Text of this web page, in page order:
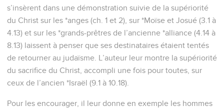
s’insèrent dans une démonstration suivie de la supériorité
du Christ sur les *anges (ch. 1 et 2), sur *Moïse et Josué (3.1 à
4.13) et sur les *grands-prêtres de l’ancienne *alliance (4.14 à
8.13) laissent à penser que ses destinataires étaient tentés
de retourner au judaïsme. L’auteur leur montre la supériorité
du sacrifice du Christ, accompli une fois pour toutes, sur
ceux de l’ancien *Israël (9.1 à 10.18).
Pour les encourager, il leur donne en exemple les hommes